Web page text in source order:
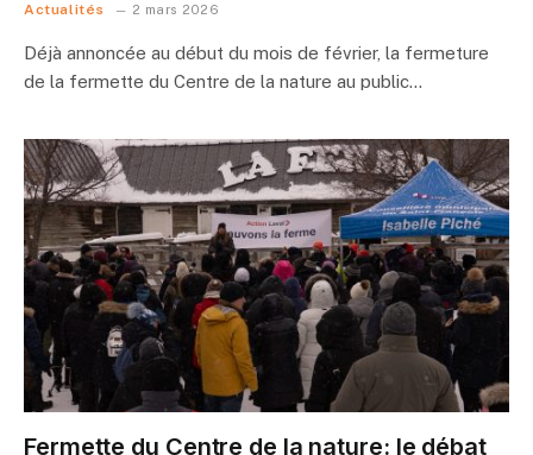
Actualités 2 mars 2026
Déjà annoncée au début du mois de février, la fermeture
de la fermette du Centre de la nature au public…
Fermette du Centre de la nature: le débat